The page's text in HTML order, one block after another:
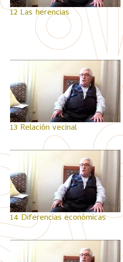
12 Las herencias
13 Relación vecinal
14 Diferencias económicas